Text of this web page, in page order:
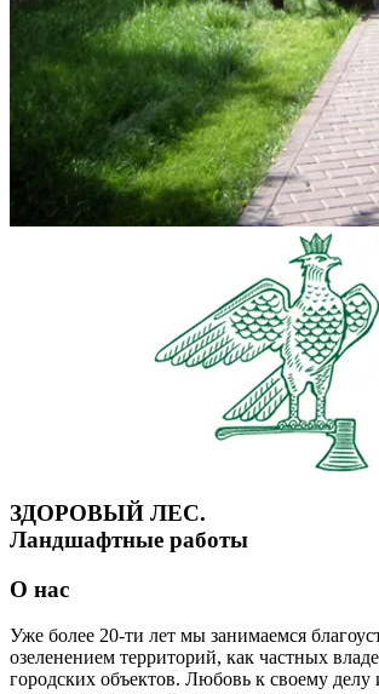
ЗДОРОВЫЙ ЛЕС.
Ландшафтные работы
О нас
Уже более 20-ти лет мы занимаемся
озеленением территорий, как частных
городских объектов. Любовь к своему делу